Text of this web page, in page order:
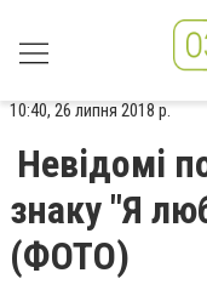
10:40, 26 липня 2018 р.
Невідомі
знаку "Я
(ФОТО)